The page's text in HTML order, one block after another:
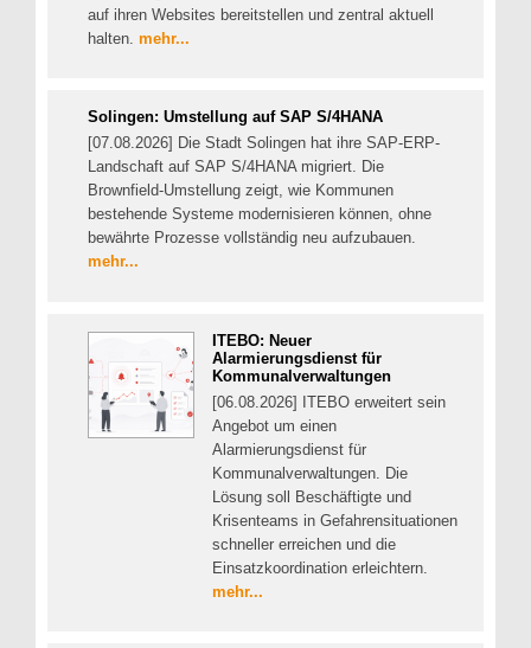
auf ihren Websites bereitstellen und zentral aktuell
halten. mehr...
Solingen: Umstellung auf SAP S/4HANA
[07.08.2026] Die Stadt Solingen hat ihre SAP-ERP-
Landschaft auf SAP S/4HANA migriert. Die
Brownfield-Umstellung zeigt, wie Kommunen
bestehende Systeme modernisieren können, ohne
bewährte Prozesse vollständig neu aufzubauen.
mehr...
ITEBO: Neuer
Alarmierungsdienst für
Kommunalverwaltungen
[06.08.2026] ITEBO erweitert sein
Angebot um einen
Alarmierungsdienst für
Kommunalverwaltungen. Die
Lösung soll Beschäftigte und
Krisenteams in Gefahrensituationen
schneller erreichen und die
Einsatzkoordination erleichtern.
mehr...